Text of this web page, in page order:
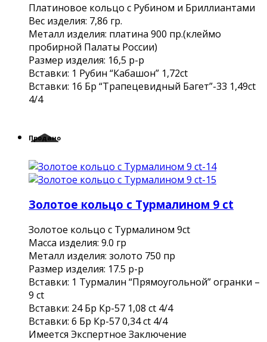
Платиновое кольцо с Рубином и Бриллиантами
Вес изделия: 7,86 гр.
Металл изделия: платина 900 пр.(клеймо
пробирной Палаты России)
Размер изделия: 16,5 р-р
Вставки: 1 Рубин “Кабашон” 1,72сt
Вcтавки: 16 Бр “Трапецевидный Багет”-33 1,49ct
4/4
Продано
Золотое кольцо с Турмалином 9 ct
Золотое кольцо с Турмалином 9ct
Масса изделия: 9.0 гр
Металл изделия: золото 750 пр
Размер изделия: 17.5 р-р
Вставки: 1 Турмалин “Прямоугольной” огранки –
9 ct
Вставки: 24 Бр Кр-57 1,08 ct 4/4
Вставки: 6 Бр Кр-57 0,34 ct 4/4
Имеется Экспертное Заключение